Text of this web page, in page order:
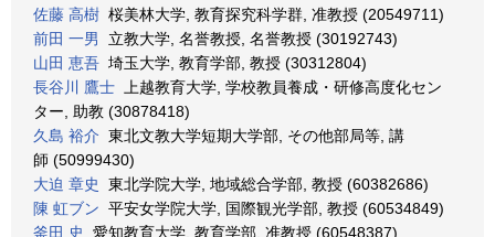
佐藤 高樹 桜美林大学, 教育探究科学群, 准教授 (20549711)
前田 一男
立教大学, 名誉教授, 名誉教授 (30192743)
山田 恵吾 埼玉大学, 教育学部, 教授 (30312804)
長谷川 鷹士 上越教育大学, 学校教員養成・研修高度化セン
ター, 助教 (30878418)
久島 裕介 東北文教大学短期大学部, その他部局等, 講
師 (50999430)
大迫 章史
東北学院大学, 地域総合学部, 教授 (60382686)
陳 虹ブン 平安女学院大学, 国際観光学部, 教授 (60534849)
釜田 史
愛知教育大学, 教育学部, 准教授 (60548387)